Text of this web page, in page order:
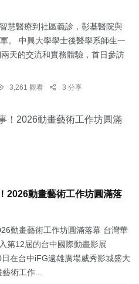
慧醫療到社區義診，彰基醫院與
。 中興大學學士後醫學系師生一
天的交流和實務體驗，首日參訪
3,261 觀看 3 分享
2026動畫藝術工作坊圓滿落
動畫藝術工作坊圓滿落幕 台灣華
第12屆的台中國際動畫影展
在台中iFG遠雄廣場威秀影城盛大
術工作...